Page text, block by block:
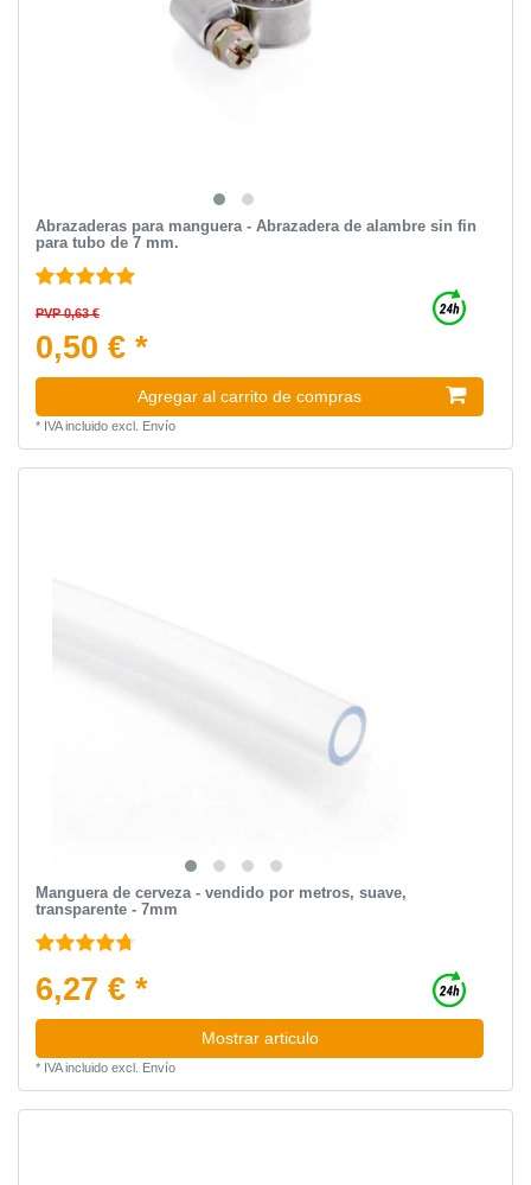
Abrazaderas para manguera - Abrazadera de alambre sin fin
para tubo de 7 mm.
PVP 0,63 €
0,50 € *
Agregar al carrito de compras
* IVA incluidoexcl. Envío
Manguera de cerveza - vendido por metros, suave,
transparente - 7mm
6,27 € *
Mostrar articulo
* IVA incluidoexcl. Envío